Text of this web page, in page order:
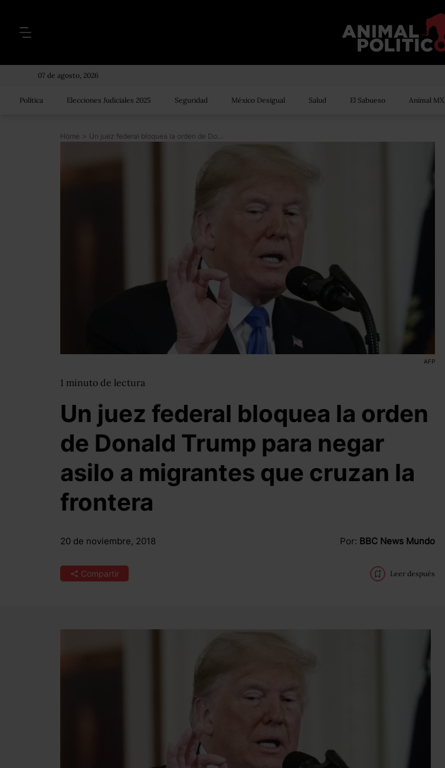
07 de agosto, 2026
Política Elecciones Judiciales 2025 Seguridad México Desigual Salud El Sabueso Animal MX
Home > Un juez federal bloquea la orden de Donald Trump para negar asilo a migrantes que cruzan la frontera
AFP
1 minuto de lectura
Un juez federal bloquea la orden
de Donald Trump para negar
asilo a migrantes que cruzan la
frontera
20 de noviembre, 2018 Por: BBC News Mundo
Compartir Leer después